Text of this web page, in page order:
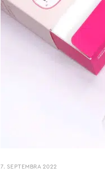
7. SEPTEMBRA 2022